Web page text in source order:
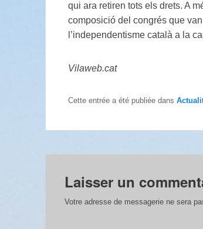
qui ara retiren tots els drets. A
composició del congrés que
l’independentisme català a la
Vilaweb.cat
Cette entrée a été publiée dans
Laisser un
Votre adresse de messagerie ne sera